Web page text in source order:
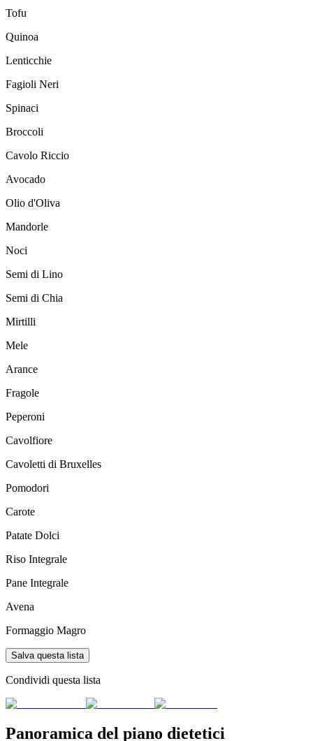
Tofu
Quinoa
Lenticchie
Fagioli Neri
Spinaci
Broccoli
Cavolo Riccio
Avocado
Olio d'Oliva
Mandorle
Noci
Semi di Lino
Semi di Chia
Mirtilli
Mele
Arance
Fragole
Peperoni
Cavolfiore
Cavoletti di Bruxelles
Pomodori
Carote
Patate Dolci
Riso Integrale
Pane Integrale
Avena
Formaggio Magro
Salva questa lista
Condividi questa lista
Panoramica del piano dietetici